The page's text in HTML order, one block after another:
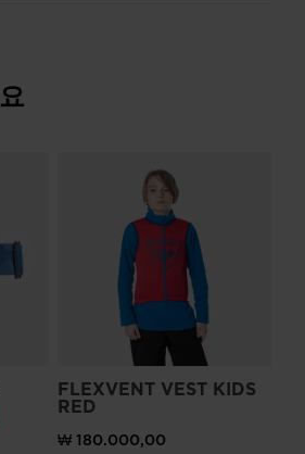
비원으로 가격 인하
FLEXVENT VEST KIDS
RED
₩ 180.000,00